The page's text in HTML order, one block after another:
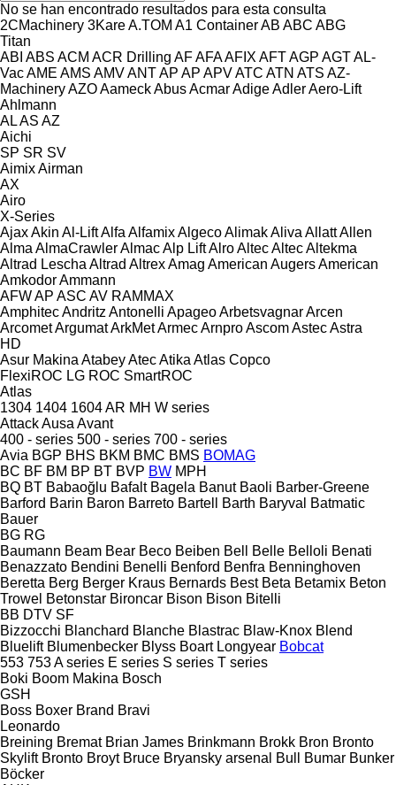
No se han encontrado resultados para esta consulta
2CMachinery 3KareA.TOM A1 ContainerAB ABC ABG
Titan
ABI ABS ACM ACR Drilling AFAFAAFIX AFTAGP AGTAL-
VacAME AMS AMVANTAP AP APVATC ATN ATS AZ-
MachineryAZOAameckAbusAcmarAdigeAdlerAero-Lift
Ahlmann
ALAS AZ
Aichi
SP SR SV
AimixAirman
AX
Airo
X-Series
AjaxAkin Al-LiftAlfa AlfamixAlgecoAlimakAliva AllattAllen
Alma AlmaCrawlerAlmacAlp LiftAlroAltecAltecAltekma
Altrad Lescha Altrad AltrexAmag American AugersAmerican
AmkodorAmmann
AFWAP ASC AV RAMMAX
AmphitecAndritz Antonelli ApageoArbetsvagnarArcen
ArcometArgumatArkMetArmecArnproAscomAstecAstra
HD
Asur Makina AtabeyAtecAtika Atlas Copco
FlexiROC LG ROC SmartROC
Atlas
1304 1404 1604AR MH W series
AttackAusa Avant
400 - series 500 - series 700 - series
Avia BGP BHS BKM BMC BMS BOMAG
BC BF BM BP BT BVP BW MPH
BQ BT Babaoğlu Bafalt Bagela Banut Baoli Barber-Greene
Barford Barin Baron Barreto Bartell Barth Baryval
Batmatic
Bauer
BG RG
Baumann Beam Bear Beco Beiben Bell Belle Belloli Benati
Benazzato Bendini Benelli Benford Benfra Benninghoven
Beretta Berg Berger Kraus Bernards Best Beta Betamix Beton
Trowel Betonstar Bironcar Bison Bison Bitelli
BB DTV SF
Bizzocchi Blanchard Blanche Blastrac Blaw-Knox Blend
Bluelift Blumenbecker Blyss Boart Longyear Bobcat
553 753A series E series S series T series
Boki Boom Makina Bosch
GSH
Boss Boxer Brand Bravi
Leonardo
Breining Bremat Brian James Brinkmann Brokk Bron Bronto
Skylift Bronto Broyt Bruce Bryansky arsenal Bull Bumar Bunker
Böcker